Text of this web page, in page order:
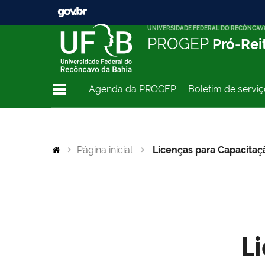
UNIVERSIDADE FEDERAL DO
PROGEP Pró-
Agenda da PROGEP Boletim de
Página inicial Licenças para